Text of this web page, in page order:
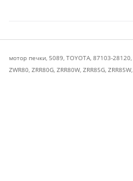
мотор печки, 5089, TOYOTA, 87103-28120,
ZWR80, ZRR80G, ZRR80W, ZRR85G, ZRR85W,